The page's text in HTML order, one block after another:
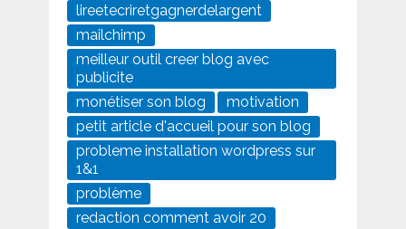
lireetecriretgagnerdelargent
mailchimp
meilleur outil creer blog avec
publicite
monétiser son blog
motivation
petit article d'accueil pour son blog
probleme installation wordpress sur
1&1
problème
redaction comment avoir 20